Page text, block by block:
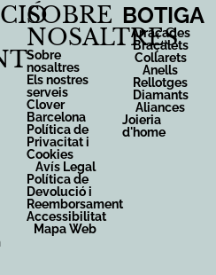
SOBRE
NOSALTRES
Sobre
nosaltres
Els nostres
serveis
Clover
Barcelona
Política de
Privacitat i
Cookies
Avís Legal
Política de
Devolució i
Reemborsament
Accessibilitat
Mapa Web
BOTIGA
Arracades
Braçalets
Collarets
Anells
Rellotges
Diamants
Aliances
Joieria
d'home